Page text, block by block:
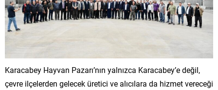
Karacabey Hayvan Pazarı’nın yalnızca Karacabey’e değil,
çevre ilçelerden gelecek üretici ve alıcılara da hizmet vereceği